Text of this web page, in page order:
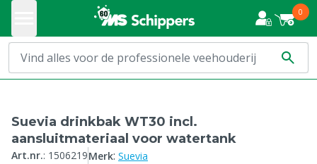
0
Suevia drinkbak WT30 incl.
aansluitmateriaal voor watertank
Art.nr.: 1506219Merk: Suevia